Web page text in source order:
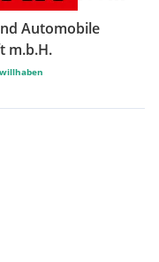
Automobile
m.b.H.